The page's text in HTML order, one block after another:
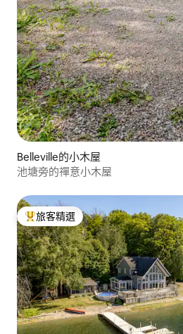
Belleville的小木屋
池塘旁的禪意小木屋
旅客精選榜首
旅客精選